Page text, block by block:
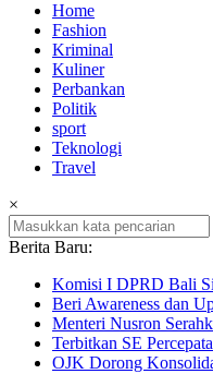
Home
Fashion
Kriminal
Kuliner
Perbankan
Politik
sport
Teknologi
Travel
×
Berita Baru:
Komisi I DPRD Bali
Beri Awareness dan
Menteri Nusron
Terbitkan SE
OJK Dorong